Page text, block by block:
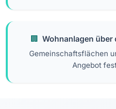
Wohnanlagen über
Gemeinschaftsflächen
Angebot